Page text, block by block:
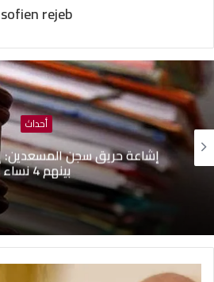
sofien rejeb
أحداث
هيئة السجون تنفي تدهور